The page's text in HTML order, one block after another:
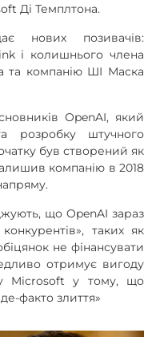
Ді Темплтона.
нових позивачів:
і колишнього члена
та компанію ШІ Маска
OpenAI, який
розробку штучного
був створений як
компанію в 2018
що OpenAI зараз
таких як
не фінансувати
отримує вигоду
Microsoft у тому, що
факто злиття»